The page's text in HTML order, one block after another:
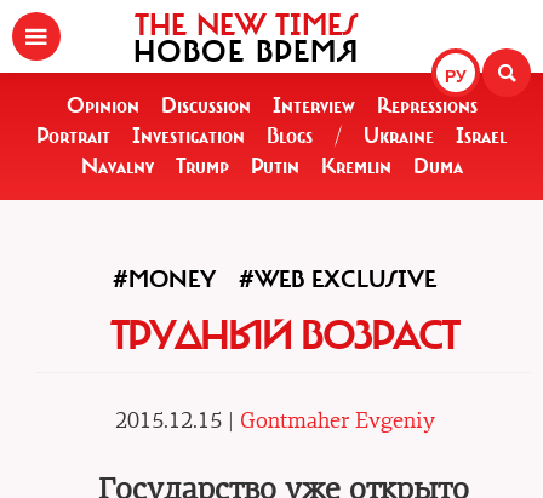
РУ
THE NEW TIMES
НОВОЕ ВРЕМЯ
Opinion Discussion Interview
Repressions
Portrait
Investigation Blogs / Ukraine
Israel
Navalny
Trump Putin Kremlin Duma
#MONEY #WEB EXCLUSIVE
ТРУДНЫЙ ВОЗРАСТ
2015.12.15 | Gontmaher Evgeniy
Государство уже открыто